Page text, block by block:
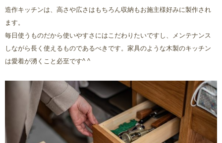
造作キッチンは、高さや広さはもちろん収納もお施主様好みに製作され
ます。
毎日使うものだから使いやすさにはこだわりたいですし、メンテナンス
しながら長く使えるものであるべきです。家具のような木製のキッチン
は愛着が湧くこと必至です^ ^